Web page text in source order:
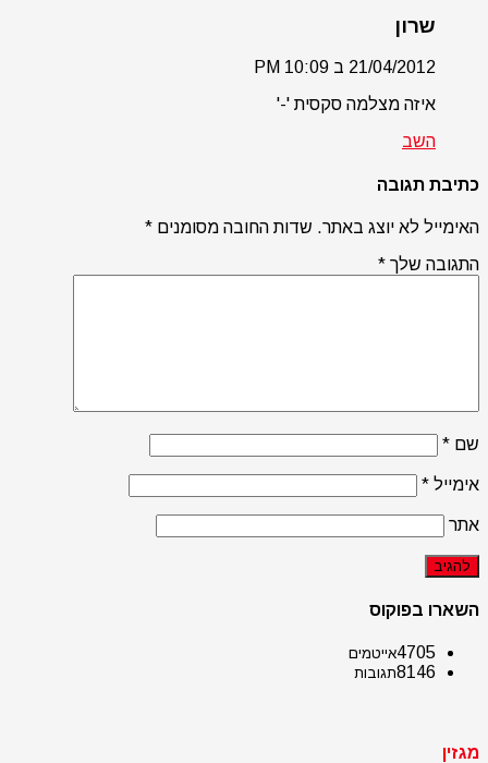
שרון
21/04/2012 ב 10:09 PM
איזה מצלמה סקסית '-'
השב
כתיבת תגובה
האימייל לא יוצג באתר. שדות החובה מסומנים *
התגובה שלך *
שם *
אימייל *
אתר
השארו בפוקוס
4705אייטמים
8146תגובות
מגזין